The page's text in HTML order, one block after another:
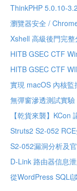
ThinkPHP 5.0.10-
瀏覽器安全 /
Xshell 高級後門完
HITB GSEC CTF
HITB GSEC CTF
實現 macOS 內核監
無彈窗滲透測試實驗
【乾貨來襲】KCon
Struts2 S2-052
S2-052漏洞分析及